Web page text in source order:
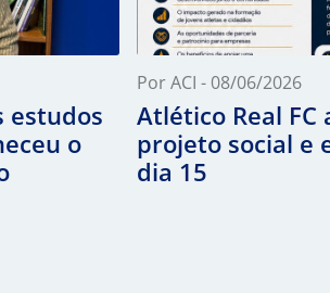
estudos
o
Por ACI - 08/06/2026
Atlético Real FC
projeto social e
dia 15